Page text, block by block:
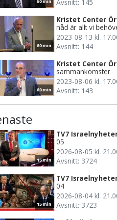
Avsnitt: 145
60 min
Kristet Center
nåd är allt vi
2023-08-13 kl.
Avsnitt: 144
60 min
Kristet Center
sammankomster
2023-08-06 kl.
Avsnitt: 143
15 min
TV7
05
2026-08-05 kl.
Avsnitt: 3724
15 min
TV7
04
2026-08-04 kl.
Avsnitt: 3723